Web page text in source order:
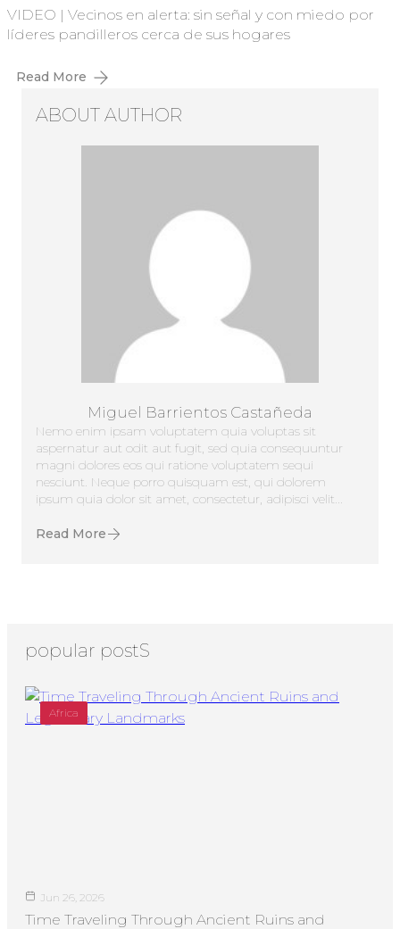
VIDEO | Vecinos en alerta: sin señal y con miedo por
líderes pandilleros cerca de sus hogares
Read More
ABOUT AUTHOR
Miguel Barrientos Castañeda
Nemo enim ipsam voluptatem quia voluptas sit
aspernatur aut odit aut fugit, sed quia consequuntur
magni dolores eos qui ratione voluptatem sequi
nesciunt. Neque porro quisquam est, qui dolorem
ipsum quia dolor sit amet, consectetur, adipisci velit...
Read More
popular postS
Africa
Jun 26, 2026
Time Traveling Through Ancient Ruins and